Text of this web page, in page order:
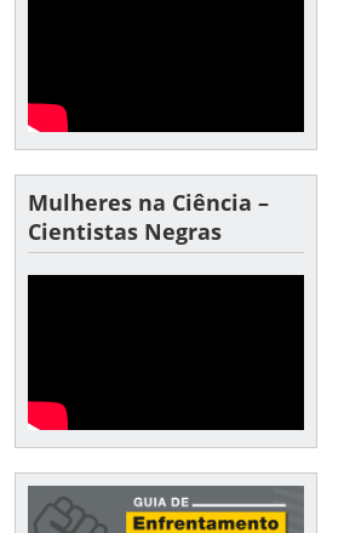
Mulheres na Ciência –
Cientistas Negras